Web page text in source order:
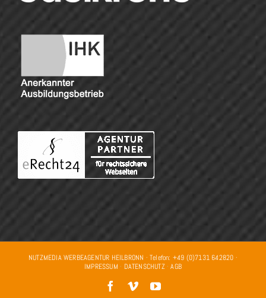
NUTZMEDIA WERBEAGENTUR HEILBRONN · Telefon: +49 (0)7131 642820 ·
IMPRESSUM · DATENSCHUTZ·AGB
Facebook
VimeoYouTube